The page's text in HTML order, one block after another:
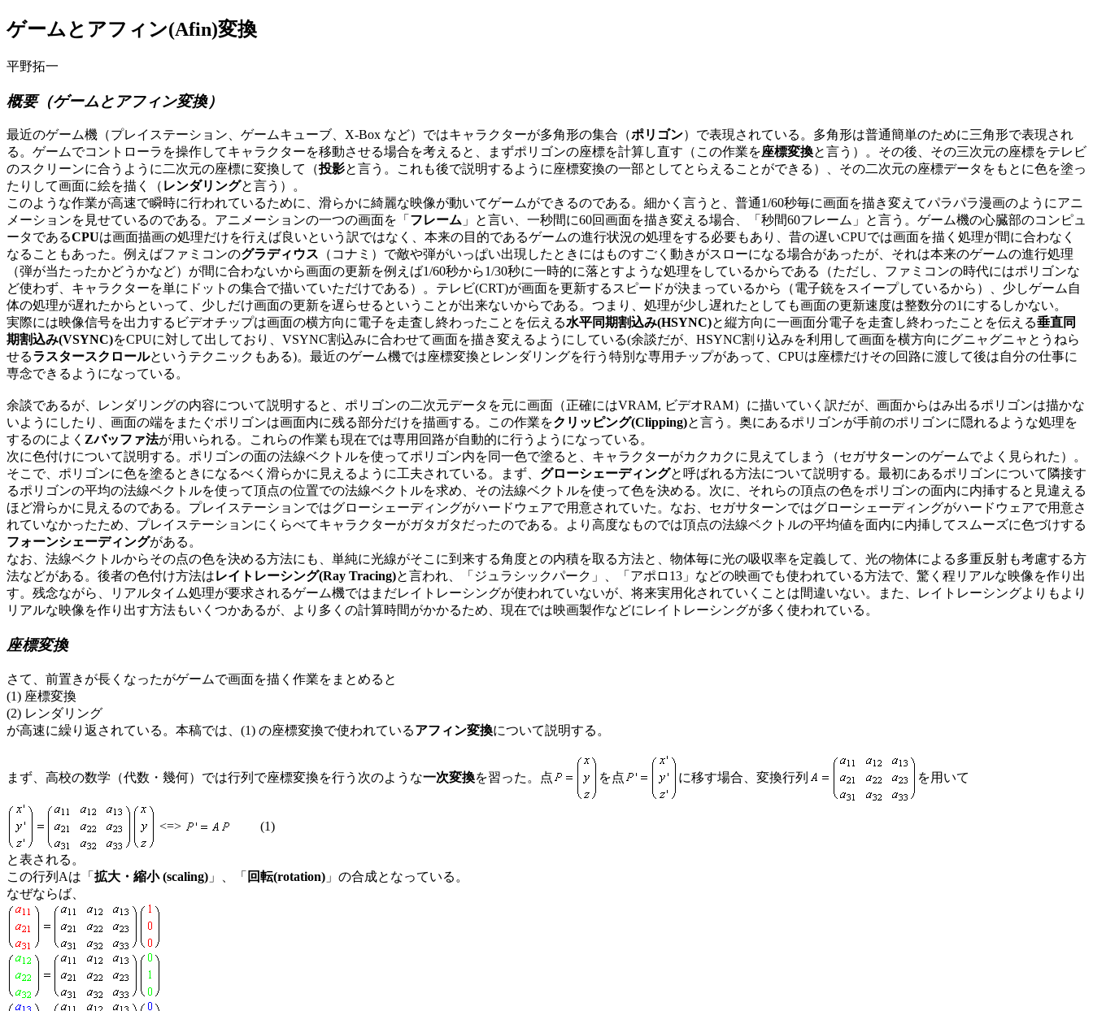
ゲームとアフィン(Afin)変換
平野拓一
概要（ゲームとアフィン変換）
最近のゲーム機（プレイステーション、ゲームキューブ、X-Box など）ではキャラクターが多角形の集合（ポリゴン）で表現されている。多角形は普通簡単のために三角形で表現され
る。ゲームでコントローラを操作してキャラクターを移動させる場合を考えると、まずポリゴンの座標を計算し直す（この作業を座標変換と言う）。その後、その三次元の座標をテレビ
のスクリーンに合うように二次元の座標に変換して（投影と言う。これも後で説明するように座標変換の一部としてとらえることができる）、その二次元の座標データをもとに色を塗っ
たりして画面に絵を描く（ レンダリングと言う）。
このような作業が高速で瞬時に行われているために、滑らかに綺麗な映像が動いてゲームができるのである。細かく言うと、普通1/60秒毎に画面を描き変えてパラパラ漫画のようにアニ
メーションを見せているのである。アニメーションの一つの画面を「 フレーム 」と言い、一秒間に60回画面を描き変える場合、「秒間60フレーム」と言う。ゲーム機の心臓部のコンピュ
ータであるCPUは画面描画の処理だけを行えば良いという訳ではなく、本来の目的であるゲームの進行状況の処理をする必要もあり、昔の遅いCPUでは画面を描く処理が間に合わなく
なることもあった。例えばファミコンのグラディウス （コナミ）で敵や弾がいっぱい出現したときにはものすごく動きがスローになる場合があったが、それは本来のゲームの進行処理
（弾が当たったかどうかなど）が間に合わないから画面の更新を例えば1/60秒から1/30秒に一時的に落とすような処理をしているからである（ただし、ファミコンの時代にはポリゴンな
ど使わず、キャラクターを単にドットの集合で描いていただけである）。テレビ(CRT)が画面を更新するスピードが決まっているから（電子銃をスイープしているから）、少しゲーム自
体の処理が遅れたからといって、少しだけ画面の更新を遅らせるということが出来ないからである。つまり、処理が少し遅れたとしても画面の更新速度は整数分の1にするしかない。
実際には映像信号を出力するビデオチップは画面の横方向に電子を走査し終わったことを伝える水平同期割込み(HSYNC)と縦方向に一画面分電子を走査し終わったことを伝える垂直同
期割込み(VSYNC)をCPUに対して出しており、VSYNC割込みに合わせて画面を描き変えるようにしている(余談だが、HSYNC割り込みを利用して画面を横方向にグニャグニャとうねら
せるラスタースクロールというテクニックもある)。最近のゲーム機では座標変換とレンダリングを行う特別な専用チップがあって、CPUは座標だけその回路に渡して後は自分の仕事に
専念できるようになっている。
余談であるが、レンダリングの内容について説明すると、ポリゴンの二次元データを元に画面（正確にはVRAM, ビデオRAM）に描いていく訳だが、画面からはみ出るポリゴンは描かな
いようにしたり、画面の端をまたぐポリゴンは画面内に残る部分だけを描画する。この作業をクリッピング(Clipping)と言う。奥にあるポリゴンが手前のポリゴンに隠れるような処理を
するのによく Zバッファ法が用いられる。これらの作業も現在では専用回路が自動的に行うようになっている。
次に色付けについて説明する。ポリゴンの面の法線ベクトルを使ってポリゴン内を同一色で塗ると、キャラクターがカクカクに見えてしまう（セガサターンのゲームでよく見られた）。
そこで、ポリゴンに色を塗るときになるべく滑らかに見えるように工夫されている。まず、 グローシェーディングと呼ばれる方法について説明する。最初にあるポリゴンについて隣接す
るポリゴンの平均の法線ベクトルを使って頂点の位置での法線ベクトルを求め、その法線ベクトルを使って色を決める。次に、それらの頂点の色をポリゴンの面内に内挿すると見違える
ほど滑らかに見えるのである。プレイステーションではグローシェーディングがハードウェアで用意されていた。なお、セガサターンではグローシェーディングがハードウェアで用意さ
れていなかったため、プレイステーションにくらべてキャラクターがガタガタだったのである。より高度なものでは頂点の法線ベクトルの平均値を面内に内挿してスムーズに色づけする
フォーンシェーディングがある。
なお、法線ベクトルからその点の色を決める方法にも、単純に光線がそこに到来する角度との内積を取る方法と、物体毎に光の吸収率を定義して、光の物体による多重反射も考慮する方
法などがある。後者の色付け方法はレイトレーシング(Ray Tracing)と言われ、「ジュラシックパーク」、「アポロ13」などの映画でも使われている方法で、驚く程リアルな映像を作り出
す。残念ながら、リアルタイム処理が要求されるゲーム機ではまだレイトレーシングが使われていないが、将来実用化されていくことは間違いない。また、レイトレーシングよりもより
リアルな映像を作り出す方法もいくつかあるが、より多くの計算時間がかかるため、現在では映画製作などにレイトレーシングが多く使われている。
座標変換
さて、前置きが長くなったがゲームで画面を描く作業をまとめると
(1) 座標変換
(2) レンダリング
が高速に繰り返されている。本稿では、(1) の座標変換で使われているアフィン変換について説明する。
まず、高校の数学（代数・幾何）では行列で座標変換を行う次のような一次変換を習った。点 を点 に移す場合、変換行列 を用いて
<=> (1)
と表される。
この行列Aは「 拡大・縮小 (scaling) 」、「 回転(rotation) 」の合成となっている。
なぜならば、